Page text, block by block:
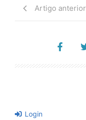
Artigo anterior
Login